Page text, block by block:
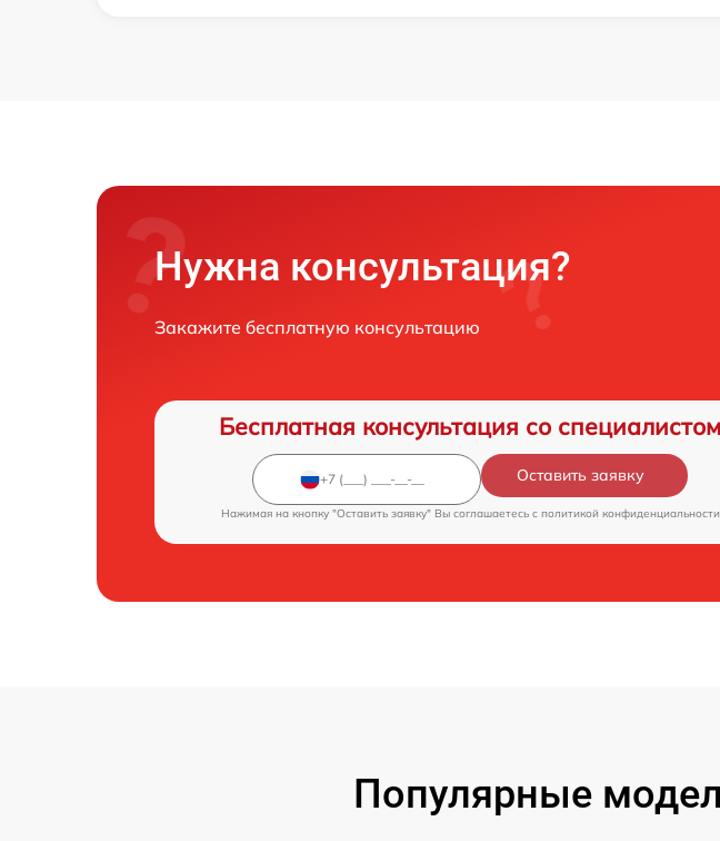
Нужна консультация?
Закажите бесплатную консультацию
Бесплатная консультация со специалистом
Оставить заявку
Нажимая на кнопку "Оставить заявку" Вы соглашаетесь c политикой конфиденциальности
Популярные